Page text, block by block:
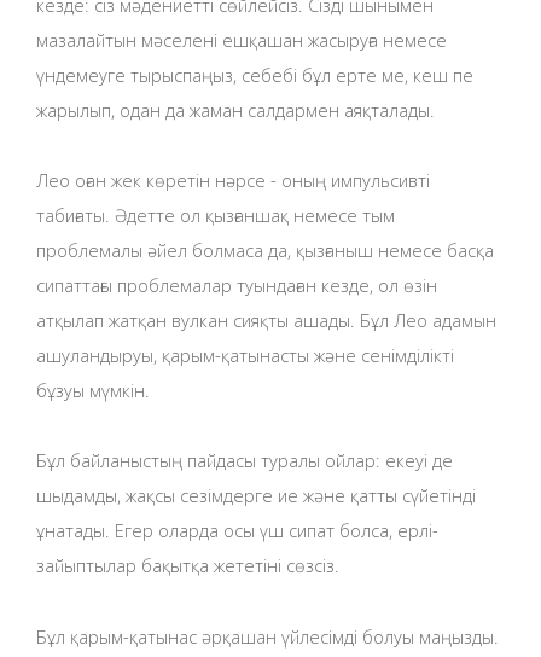
мазалайтын мәселені ешқашан жасыруға немесе
үндемеуге тырыспаңыз, себебі бұл ерте ме, кеш пе
жарылып, одан да жаман салдармен аяқталады.
Лео оған жек көретін нәрсе - оның импульсивті
табиғаты. Әдетте ол қызғаншақ немесе тым
проблемалы әйел болмаса да, қызғаныш немесе басқа
сипаттағы проблемалар туындаған кезде, ол өзін
атқылап жатқан вулкан сияқты ашады. Бұл Лео адамын
ашуландыруы, қарым-қатынасты және сенімділікті
бұзуы мүмкін.
Бұл байланыстың пайдасы туралы ойлар: екеуі де
шыдамды, жақсы сезімдерге ие және қатты сүйетінді
ұнатады. Егер оларда осы үш сипат болса, ерлі-
зайыптылар бақытқа жететіні сөзсіз.
Бұл қарым-қатынас әрқашан үйлесімді болуы маңызды.